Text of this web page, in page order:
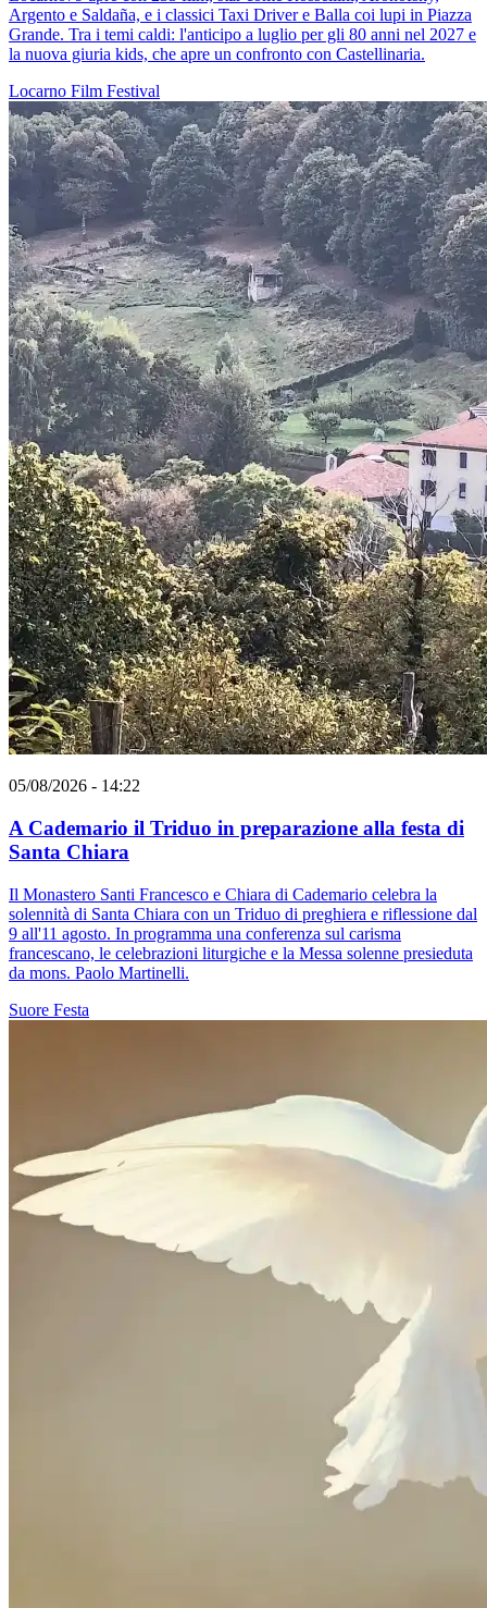
Argento e Saldaña, e i classici Taxi Driver e Balla coi lupi in Piazza
Grande. Tra i temi caldi: l'anticipo a luglio per gli 80 anni nel 2027 e
la nuova giuria kids, che apre un confronto con Castellinaria.
Locarno Film Festival
05/08/2026 - 14:22
A Cademario il Triduo in preparazione alla festa di
Santa Chiara
Il Monastero Santi Francesco e Chiara di Cademario celebra la
solennità di Santa Chiara con un Triduo di preghiera e riflessione dal
9 all'11 agosto. In programma una conferenza sul carisma
francescano, le celebrazioni liturgiche e la Messa solenne presieduta
da mons. Paolo Martinelli.
Suore Festa